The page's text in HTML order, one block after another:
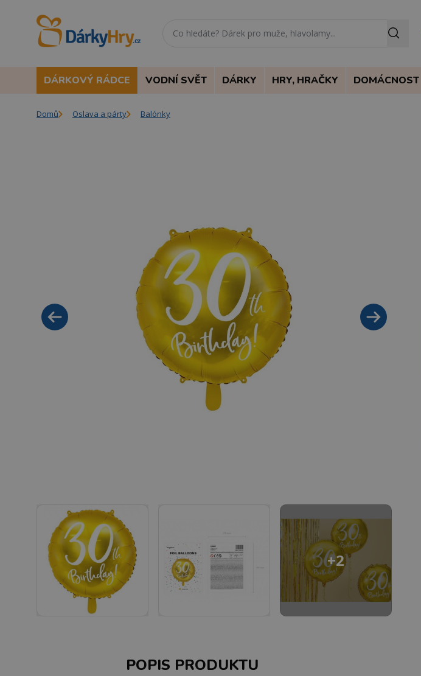
DÁRKOVÝ RÁDCE VODNÍ SVĚT DÁRKY HRY, HRAČKY DOMÁCNOST
Domů Oslava a párty Balónky
+2
POPIS PRODUKTU